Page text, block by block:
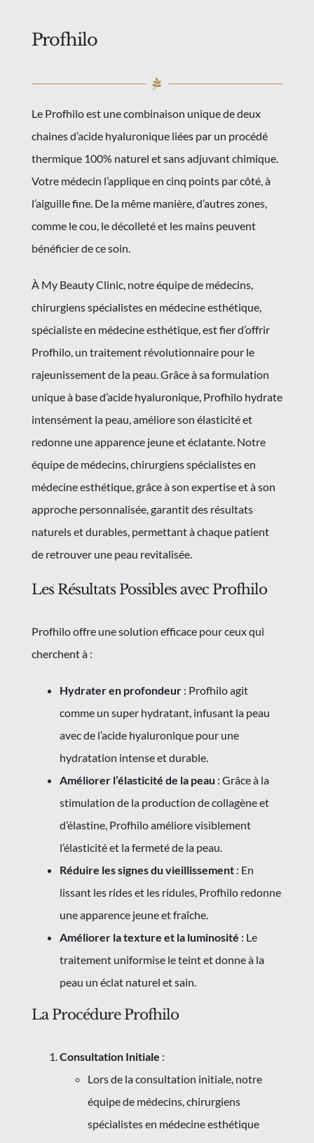
Profhilo
Le Profhilo est une combinaison unique de deux
chaines d’acide hyaluronique liées par un procédé
thermique 100% naturel et sans adjuvant chimique.
Votre médecin l’applique en cinq points par côté, à
l’aiguille fine. De la même manière, d’autres zones,
comme le cou, le décolleté et les mains peuvent
bénéficier de ce soin.
À My Beauty Clinic, notre équipe de médecins,
chirurgiens spécialistes en médecine esthétique,
spécialiste en médecine esthétique, est fier d’offrir
Profhilo, un traitement révolutionnaire pour le
rajeunissement de la peau. Grâce à sa formulation
unique à base d’acide hyaluronique, Profhilo hydrate
intensément la peau, améliore son élasticité et
redonne une apparence jeune et éclatante. Notre
équipe de médecins, chirurgiens spécialistes en
médecine esthétique, grâce à son expertise et à son
approche personnalisée, garantit des résultats
naturels et durables, permettant à chaque patient
de retrouver une peau revitalisée.
Les Résultats Possibles avec Profhilo
Profhilo offre une solution efficace pour ceux qui
cherchent à :
Hydrater en profondeur: Profhilo agit
comme un super hydratant, infusant la peau
avec de l’acide hyaluronique pour une
hydratation intense et durable.
Améliorer l’élasticité de la peau : Grâce à la
stimulation de la production de collagène et
d’élastine, Profhilo améliore visiblement
l’élasticité et la fermeté de la peau.
Réduire les signes du vieillissement: En
lissant les rides et les ridules, Profhilo redonne
une apparence jeune et fraîche.
Améliorer la texture et la luminosité : Le
traitement uniformise le teint et donne à la
peau un éclat naturel et sain.
La Procédure Profhilo
Consultation Initiale :
Lors de la consultation initiale, notre
équipe de médecins, chirurgiens
spécialistes en médecine esthétique